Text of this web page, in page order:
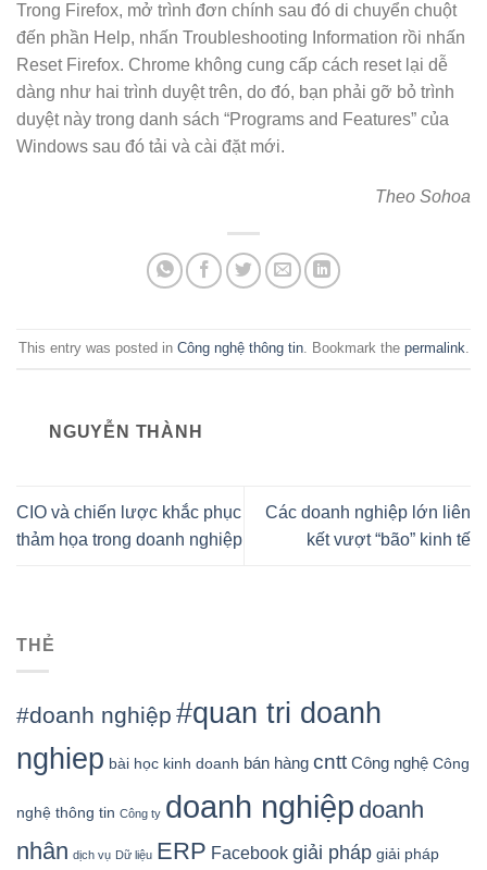
Trong Firefox, mở trình đơn chính sau đó di chuyển chuột
đến phần Help, nhấn Troubleshooting Information rồi nhấn
Reset Firefox. Chrome không cung cấp cách reset lại dễ
dàng như hai trình duyệt trên, do đó, bạn phải gỡ bỏ trình
duyệt này trong danh sách “Programs and Features” của
Windows sau đó tải và cài đặt mới.
Theo Sohoa
This entry was posted in Công nghệ thông tin. Bookmark the permalink
NGUYỄN THÀNH
CIO và chiến lược khắc phục
thảm họa trong doanh nghiệp
Các doanh nghiệp lớn liên
kết vượt “bão” kinh tế
THẺ
#doanh nghiệp #quan tri doanh
nghiep bài học kinh doanh bán hàng cntt Công nghệ Công
nghệ thông tin Công ty doanh nghiệp doanh
nhân dịch vụ Dữ liệu ERP Facebook giải pháp giải pháp